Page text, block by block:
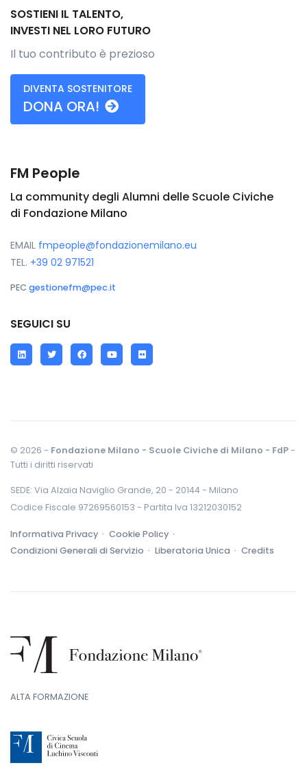
SOSTIENI IL TALENTO,
INVESTI NEL LORO FUTURO
Il tuo contributo è prezioso
DIVENTA SOSTENITORE
DONA ORA!
FM People
La community degli Alumni delle Scuole Civiche
di Fondazione Milano
EMAIL fmpeople@fondazionemilano.eu
TEL. +39 02 971521
PEC gestionefm@pec.it
SEGUICI SU
LinkedInTwitterFacebookYouTube
Flickr
© 2026 - Fondazione Milano - Scuole Civiche di Milano - FdP-
Tutti i diritti riservati
SEDE: Via Alzaia Naviglio Grande, 20 - 20144 - Milano
Codice Fiscale 97269560153 - Partita Iva 13212030152
Informativa Privacy · Cookie Policy ·
Condizioni Generali di Servizio · Liberatoria Unica · Credits
ALTA FORMAZIONE